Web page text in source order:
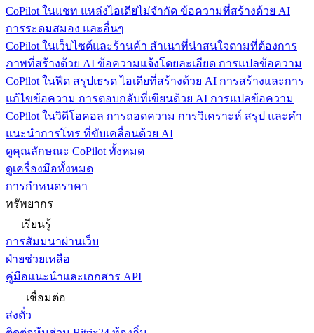
CoPilot ในแชท แหล่งไอเดียไม่จำกัด ข้อความที่สร้างด้วย AI
การระดมสมอง และอื่นๆ
CoPilot ในเว็บไซต์และร้านค้า สำเนาที่น่าสนใจตามที่ต้องการ
ภาพที่สร้างด้วย AI ข้อความแจ้งโดยละเอียด การแปลข้อความ
CoPilot ในฟีด สรุปเธรด ไอเดียที่สร้างด้วย AI การสร้างและการ
แก้ไขข้อความ การตอบกลับที่เขียนด้วย AI การแปลข้อความ
CoPilot ในวิดีโอคอล การถอดความ การวิเคราะห์ สรุป และคำ
แนะนำการโทร ที่ขับเคลื่อนด้วย AI
ดูคุณลักษณะ CoPilot ทั้งหมด
ดูเครื่องมือทั้งหมด
การกำหนดราคา
ทรัพยากร
เรียนรู้
การสัมมนาผ่านเว็บ
ฝ่ายช่วยเหลือ
คู่มือแนะนำและเอกสาร API
เชื่อมต่อ
ส่งตั๋ว